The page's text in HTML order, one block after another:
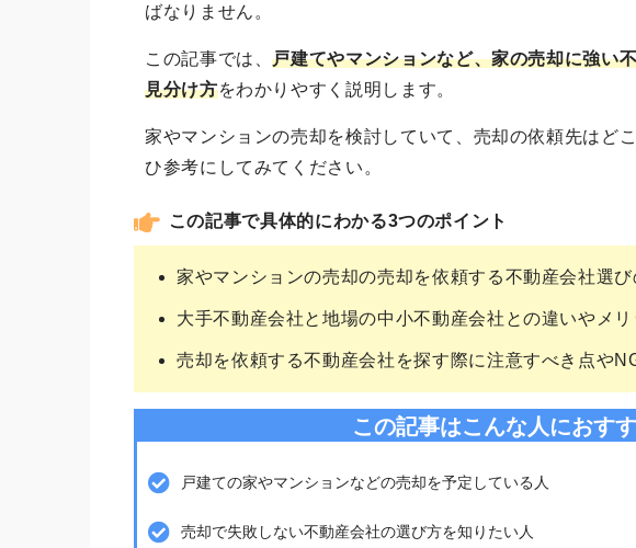
ばなりません。
この記事では、戸建てやマンションなど、家の売却に強い
見分け方をわかりやすく説明します。
家やマンションの売却を検討していて、売却の依頼先はど
ひ参考にしてみてください。
この記事で具体的にわかる3つのポイント
家やマンションの売却の売却を依頼する不動産会社選
大手不動産会社と地場の中小不動産会社との違いやメ
売却を依頼する不動産会社を探す際に注意すべき点や
この記事はこんな人におすす
戸建ての家やマンションなどの売却を予定している人
売却で失敗しない不動産会社の選び方を知りたい人